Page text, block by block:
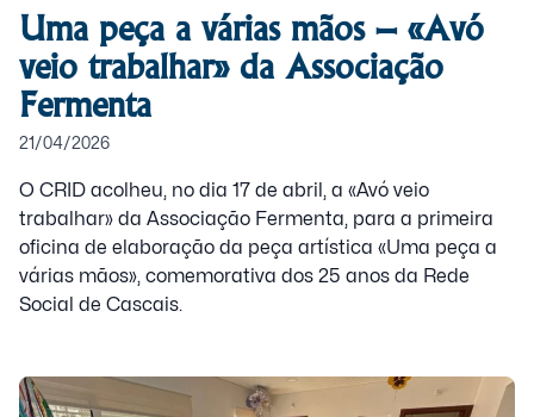
Uma peça a várias mãos – «Avó
veio trabalhar» da Associação
Fermenta
21/04/2026
O CRID acolheu, no dia 17 de abril, a «Avó veio
trabalhar» da Associação Fermenta, para a primeira
oficina de elaboração da peça artística «Uma peça a
várias mãos», comemorativa dos 25 anos da Rede
Social de Cascais.